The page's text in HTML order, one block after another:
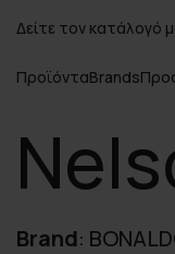
Δείτε τον κατάλογό
ΠροϊόνταBrands
Brand: